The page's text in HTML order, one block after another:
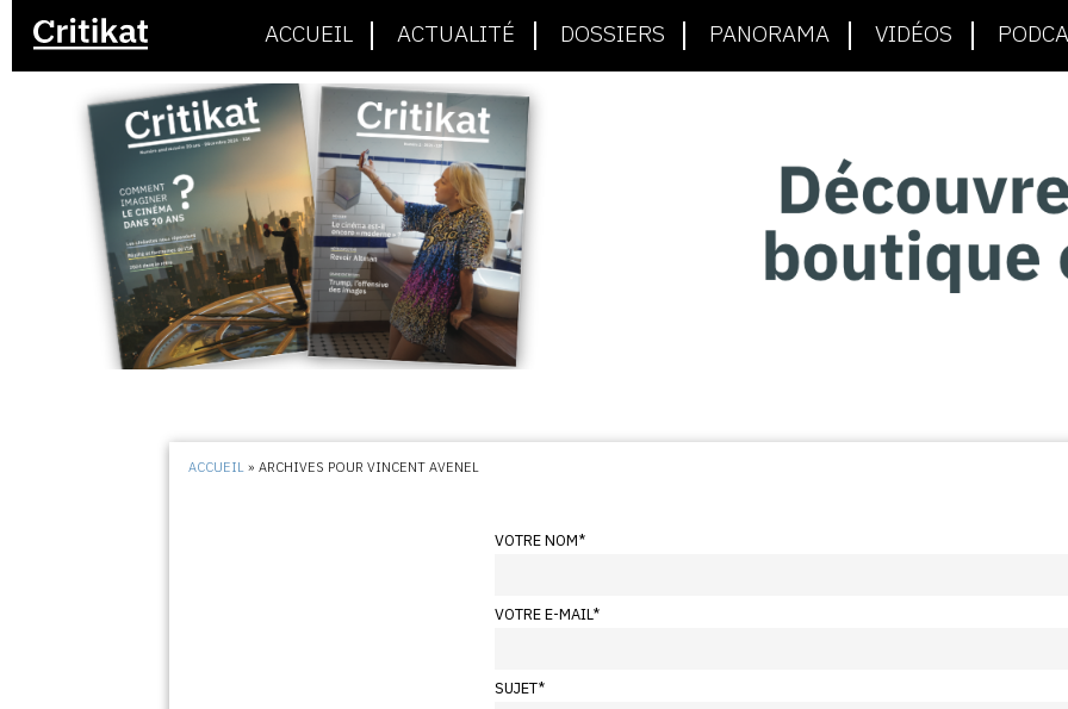
ACCUEIL ACTUALITÉ DOSSIERS PANORAMA VIDÉOS
ACCUEIL »ARCHIVES POUR VINCENT AVENEL
VOTRE NOM*
VOTRE E-MAIL*
SUJET*